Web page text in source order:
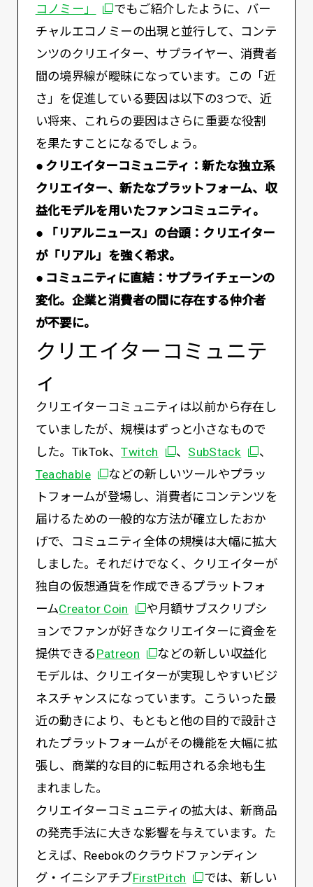
コノミー」
別ウィンドウで開く
でもご紹介したように、バー
チャルエコノミーの出現と並行して、コンテ
ンツのクリエイター、サプライヤー、消費者
間の境界線が曖昧になっています。この「近
さ」を促進している要因は以下の3つで、近
い将来、これらの要因はさらに重要な役割
を果たすことになるでしょう。
● クリエイターコミュニティ：新たな独立系
クリエイター、新たなプラットフォーム、収
益化モデルを用いたファンコミュニティ。
● 「リアルニュース」の台頭：クリエイター
が「リアル」を強く希求。
● コミュニティに直結：サプライチェーンの
変化。企業と消費者の間に存在する仲介者
が不要に。
クリエイターコミュニテ
ィ
クリエイターコミュニティは以前から存在し
ていましたが、規模はずっと小さなもので
した。TikTok、Twitch 別ウィンドウで開く
、 SubStack 別ウィンド
、
Teachable別ウィンドウで開く
などの新しいツールやプラッ
トフォームが登場し、消費者にコンテンツを
届けるための一般的な方法が確立したおか
げで、コミュニティ全体の規模は大幅に拡大
しました。それだけでなく、クリエイターが
独自の仮想通貨を作成できるプラットフォ
ームCreator Coin 別ウィンドウで開く
や月額サブスクリプシ
ョンでファンが好きなクリエイターに資金を
提供できる Patreon 別ウィンドウで開く
などの新しい収益化
モデルは、クリエイターが実現しやすいビジ
ネスチャンスになっています。こういった最
近の動きにより、もともと他の目的で設計さ
れたプラットフォームがその機能を大幅に拡
張し、商業的な目的に転用される余地も生
まれました。
クリエイターコミュニティの拡大は、新商品
の発売手法に大きな影響を与えています。た
とえば、Reebokのクラウドファンディン
グ・イニシアチブFirstPitch 別ウィンドウで開く
では、新しい